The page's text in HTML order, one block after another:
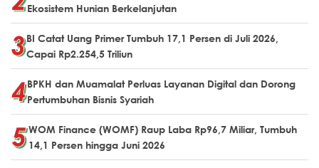
Ekosistem Hunian Berkelanjutan
BI Catat Uang Primer Tumbuh 17,1 Persen di Juli 2026,
Capai Rp2.254,5 Triliun
BPKH dan Muamalat Perluas Layanan Digital dan Dorong
Pertumbuhan Bisnis Syariah
WOM Finance (WOMF) Raup Laba Rp96,7 Miliar, Tumbuh
14,1 Persen hingga Juni 2026